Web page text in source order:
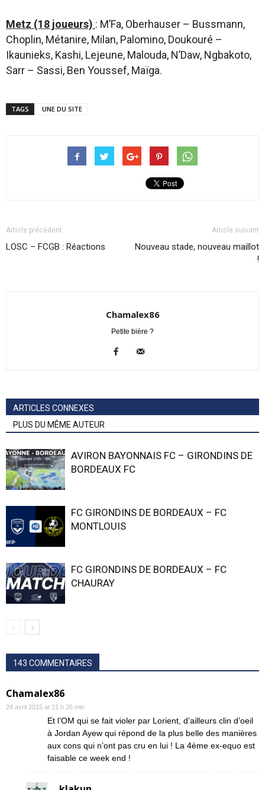
Metz (18 joueurs) : M’Fa, Oberhauser – Bussmann,
Choplin, Métanire, Milan, Palomino, Doukouré –
Ikaunieks, Kashi, Lejeune, Malouda, N’Daw, Ngbakoto,
Sarr – Sassi, Ben Youssef, Maïga.
TAGS UNE DU SITE
Article précédent
LOSC – FCGB : Réactions
Article suivant
Nouveau stade, nouveau maillot
!
Chamalex86
Petite bière ?
ARTICLES CONNEXES
PLUS DU MÊME AUTEUR
AVIRON BAYONNAIS FC – GIRONDINS DE
BORDEAUX FC
FC GIRONDINS DE BORDEAUX – FC
MONTLOUIS
FC GIRONDINS DE BORDEAUX – FC
CHAURAY
143 COMMENTAIRES
Chamalex86
24 avril 2015 at 21 h 26 min
Et l’OM qui se fait violer par Lorient, d’ailleurs clin d’oeil
à Jordan Ayew qui répond de la plus belle des manières
aux cons qui n’ont pas cru en lui ! La 4ème ex-equo est
faisable ce week end !